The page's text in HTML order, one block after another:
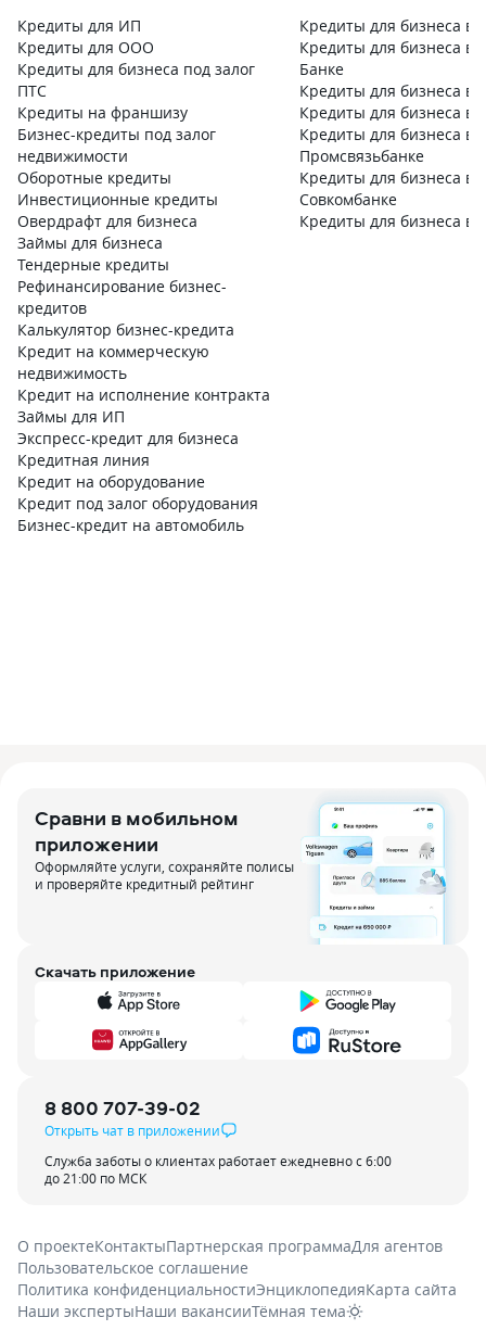
Кредиты для ИП
Кредиты для ООО
Кредиты для бизнеса под залог
ПТС
Кредиты на франшизу
Бизнес-кредиты под залог
недвижимости
Оборотные кредиты
Инвестиционные кредиты
Овердрафт для бизнеса
Займы для бизнеса
Тендерные кредиты
Рефинансирование бизнес-
кредитов
Калькулятор бизнес-кредита
Кредит на коммерческую
недвижимость
Кредит на исполнение контракта
Займы для ИП
Экспресс-кредит для бизнеса
Кредитная линия
Кредит на оборудование
Кредит под залог оборудования
Бизнес-кредит на автомобиль
Кредиты для бизнеса в
Кредиты для бизнеса в
Банке
Кредиты для бизнеса в
Кредиты для бизнеса в
Кредиты для бизнеса в
Промсвязьбанке
Кредиты для бизнеса в
Совкомбанке
Кредиты для бизнеса в
Сравни в мобильном
приложении
Оформляйте услуги, сохраняйте полисы
и проверяйте кредитный рейтинг
Скачать приложение
8 800 707-39-02
Открыть чат в приложении
Служба заботы о клиентах работает ежедневно с 6:00
до 21:00 по МСК
О проектеКонтактыПартнерская программаДля агентов
Пользовательское соглашение
Политика конфиденциальностиЭнциклопедияКарта сайта
Наши экспертыНаши вакансииТёмная тема